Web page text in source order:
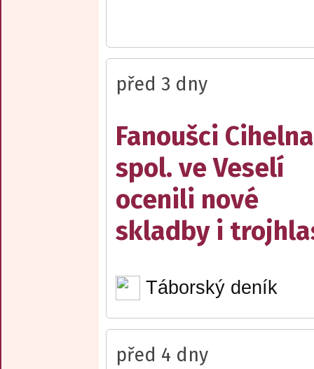
před 3 dny
Fanoušci
spol. ve Veselí
ocenili nové
skladby i
Táborský deník
před 4 dny